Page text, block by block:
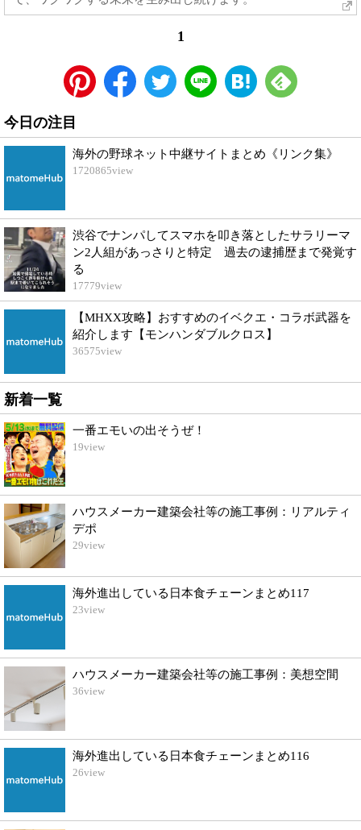
1
今日の注目
海外の野球ネット中継サイトまとめ《リンク集》
1720865view
渋谷でナンパしてスマホを叩き落としたサラリーマ
ン2人組があっさりと特定 過去の逮捕歴まで発覚す
る
17779view
【MHXX攻略】おすすめのイベクエ・コラボ武器を
紹介します【モンハンダブルクロス】
36575view
新着一覧
一番エモいの出そうぜ！
19view
ハウスメーカー建築会社等の施工事例：リアルティ
デポ
29view
海外進出している日本食チェーンまとめ117
23view
ハウスメーカー建築会社等の施工事例：美想空間
36view
海外進出している日本食チェーンまとめ116
26view